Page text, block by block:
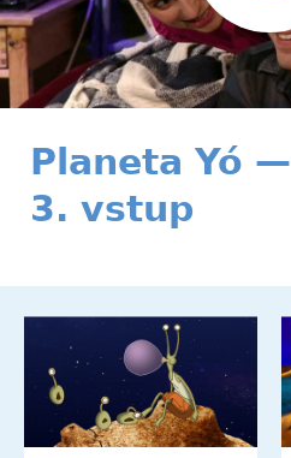
Planeta Yó —
3. vstup